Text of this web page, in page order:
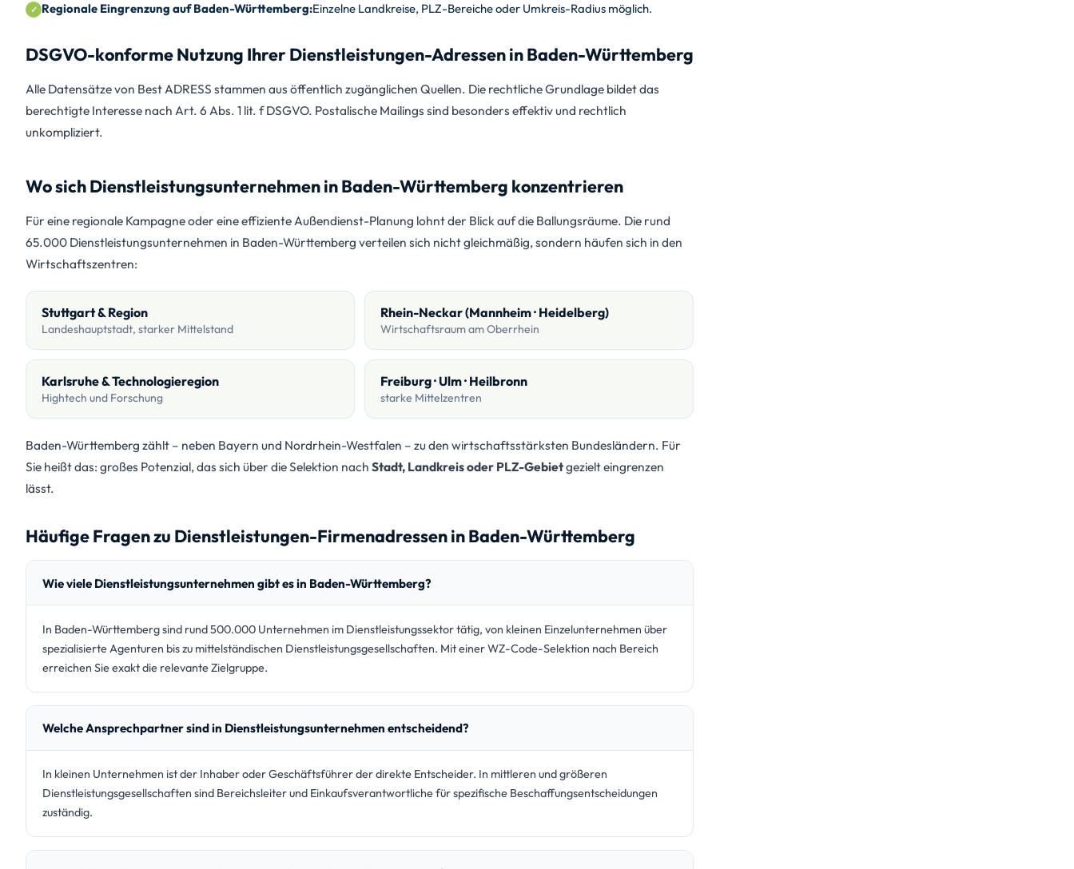
Regionale Eingrenzung auf Baden-Württemberg:Einzelne Landkreise, PLZ-Bereiche oder Umkreis-Radius möglich.
DSGVO-konforme Nutzung Ihrer Dienstleistungen-Adressen in Baden-Württemberg
Alle Datensätze von Best ADRESS stammen aus öffentlich zugänglichen Quellen. Die rechtliche Grundlage bildet das
berechtigte Interesse nach Art. 6 Abs. 1 lit. f DSGVO. Postalische Mailings sind besonders effektiv und rechtlich
unkompliziert.
Wo sich Dienstleistungsunternehmen in Baden-Württemberg konzentrieren
Für eine regionale Kampagne oder eine effiziente Außendienst-Planung lohnt der Blick auf die Ballungsräume. Die rund
65.000 Dienstleistungsunternehmen in Baden-Württemberg verteilen sich nicht gleichmäßig, sondern häufen sich in den
Wirtschaftszentren:
Stuttgart & Region
Landeshauptstadt, starker Mittelstand
Rhein-Neckar (Mannheim · Heidelberg)
Wirtschaftsraum am Oberrhein
Karlsruhe & Technologieregion
Hightech und Forschung
Freiburg · Ulm · Heilbronn
starke Mittelzentren
Baden-Württemberg zählt – neben Bayern und Nordrhein-Westfalen – zu den wirtschaftsstärksten Bundesländern. Für
Sie heißt das: großes Potenzial, das sich über die Selektion nach Stadt, Landkreis oder PLZ-Gebietgezielt eingrenzen
lässt.
Häufige Fragen zu Dienstleistungen-Firmenadressen in Baden-Württemberg
Wie viele Dienstleistungsunternehmen gibt es in Baden-Württemberg?
In Baden-Württemberg sind rund 500.000 Unternehmen im Dienstleistungssektor tätig, von kleinen Einzelunternehmen über
spezialisierte Agenturen bis zu mittelständischen Dienstleistungsgesellschaften. Mit einer WZ-Code-Selektion nach Bereich
erreichen Sie exakt die relevante Zielgruppe.
Welche Ansprechpartner sind in Dienstleistungsunternehmen entscheidend?
In kleinen Unternehmen ist der Inhaber oder Geschäftsführer der direkte Entscheider. In mittleren und größeren
Dienstleistungsgesellschaften sind Bereichsleiter und Einkaufsverantwortliche für spezifische Beschaffungsentscheidungen
zuständig.